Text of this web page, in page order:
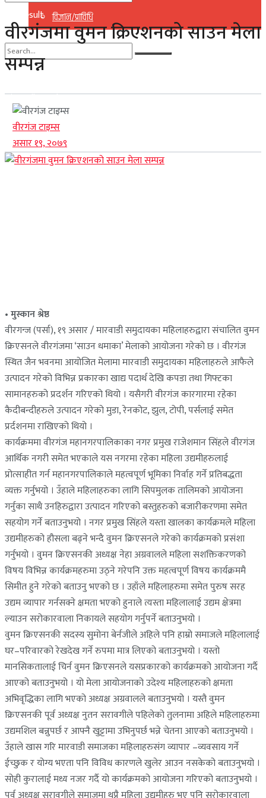
विज्ञान/प्राविधि
No Result
View All Result
No Result
View All Result
वीरगंजमा वुमन क्रिएशनको साउन मेला
सम्पन्न
वीरगंज टाइम्स
असार १९, २०७९
• मुस्कान श्रेष्ठ
वीरगन्ज (पर्सा), १९ असार / मारवाडी समुदायका महिलाहरुद्वारा संचालित वुमन
क्रिएसनले वीरगंजमा ‘साउन धमाका’ मेलाको आयोजना गरेको छ । वीरगंज
स्थित जैन भवनमा आयोजित मेलामा मारवाडी समुदायका महिलाहरुले आफैले
उत्पादन गरेको विभिन्न प्रकारका खाद्य पदार्थ देखि कपडा तथा गिफ्टका
सामानहरुको प्रदर्शन गरिएको थियो । यसैगरी वीरगंज कारगारमा रहेका
कैदीबन्दीहरुले उत्पादन गरेको मुडा, रेनकोट, झुल, टोपी, पर्सलाई समेत
प्रर्दशनमा राखिएको थियो ।
कार्यक्रममा वीरगंज महानगरपालिकाका नगर प्रमुख राजेशमान सिंहले वीरगंज
आर्थिक नगरी समेत भएकाले यस नगरमा रहेका महिला उद्यमीहरुलाई
प्रोत्साहीत गर्न महानगरपालिकाले महत्वपूर्ण भूमिका निर्वाह गर्ने प्रतिबद्धता
व्यक्त गर्नुभयो । उँहाले महिलाहरुका लागि सिपमुलक तालिमको आयोजना
गर्नुका साथै उनहिरुद्वारा उत्पादन गरिएको बस्तुहरुको बजारीकरणमा समेत
सहयोग गर्ने बताउनुभयो । नगर प्रमुख सिंहले यस्ता खालका कार्यक्रमले महिला
उद्यमीहरुको हौसला बढ्ने भन्दै वुमन क्रिएसनले गरेको कार्यक्रमको प्रसंशा
गर्नुभयो । वुमन क्रिएसनकी अध्यक्ष नेहा अग्रवालले महिला सशक्तिकरणको
विषय विभिन्न कार्यक्रमहरुमा उठ्ने गरेपनि उक्त महत्वपूर्ण विषय कार्यक्रममै
सिमीत हुने गरेको बताउनु भएको छ । उहाँले महिलाहरुमा समेत पुरुष सरह
उद्यम व्यापार गर्नसक्ने क्षमता भएको हुनाले त्यस्ता महिलालाई उद्यम क्षेत्रमा
ल्याउन सरोकारवाला निकायले सहयोग गर्नुपर्ने बताउनुभयो ।
वुमन क्रिएसनकी सदस्य सुमोना बेर्नजीले अहिले पनि हाम्रो समाजले महिलालाई
घर–परिवारको रेखदेख गर्ने रुपमा मात्र लिएको बताउनुभयो । यस्तो
मानसिकतालाई चिर्न वुमन क्रिएसनले यसप्रकारको कार्यक्रमको आयोजना गर्दै
आएको बताउनुभयो । यो मेला आयोजनाको उदेश्य महिलाहरुको क्षमता
अभिवृद्धिका लागि भएको अध्यक्ष अग्रवालले बताउनुभयो । यस्तै वुमन
क्रिएसनकी पूर्व अध्यक्ष नुतन सरावगीले पहिलेको तुलनामा अहिले महिलाहरुमा
उद्यमशिल बन्नुपर्छ र आफ्नै खुट्टामा उभिनुपर्छ भन्ने चेतना आएको बताउनुभयो ।
उँहाले खास गरि मारवाडी समाजका महिलाहरुसंग व्यापार –व्यवसाय गर्ने
ईच्छुक र योग्य भएता पनि विविध कारणले खुलेर आउन नसकेको बताउनुभयो ।
सोही कुरालाई मध्य नजर गर्दै यो कार्यक्रमको आयोजना गरिएको बताउनुभयो ।